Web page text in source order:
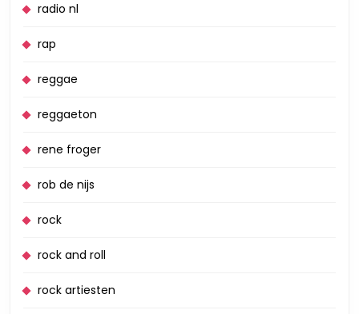
radio nl
rap
reggae
reggaeton
rene froger
rob de nijs
rock
rock and roll
rock artiesten